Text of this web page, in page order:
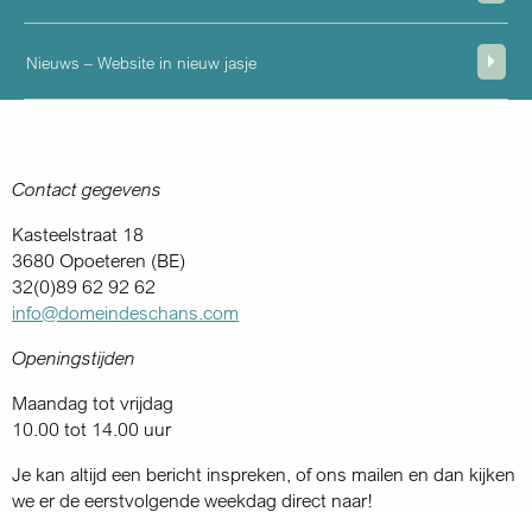
Nieuws – Website in nieuw jasje
Contact gegevens
Kasteelstraat 18
3680 Opoeteren (BE)
32(0)89 62 92 62
info@domeindeschans.com
Openingstijden
Maandag tot vrijdag
10.00 tot 14.00 uur
Je kan altijd een bericht inspreken, of ons mailen en dan kijken
we er de eerstvolgende weekdag direct naar!